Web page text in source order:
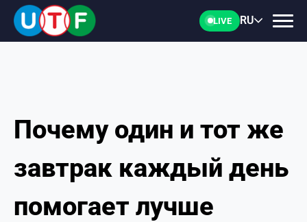
LIVE RU
ГЛАВНАЯ
ФТУ
НОВОСТИ
Почему один и тот же
завтрак каждый день
помогает лучше